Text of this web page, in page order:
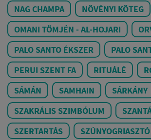
NAG CHAMPA
NÖVÉNYI KÖTEG
OMANI TÖMJÉN - AL-HOJARI
PALO SANTO ÉKSZER
PALO
PERUI SZENT FA
RITUÁLÉ
SÁMÁN
SAMHAIN SÁRKÁNY
SZAKRÁLIS SZIMBÓLUM
SZERTARTÁS
SZÚNYOGRIASZTÓ